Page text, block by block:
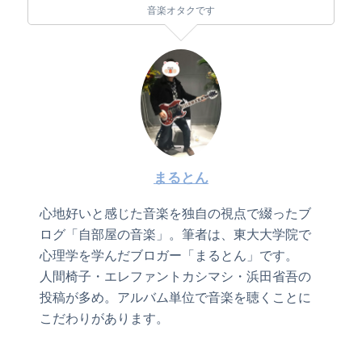
音楽オタクです
まるとん
心地好いと感じた音楽を独自の視点で綴ったブ
ログ「自部屋の音楽」。筆者は、東大大学院で
心理学を学んだブロガー「まるとん」です。
人間椅子・エレファントカシマシ・浜田省吾の
投稿が多め。アルバム単位で音楽を聴くことに
こだわりがあります。